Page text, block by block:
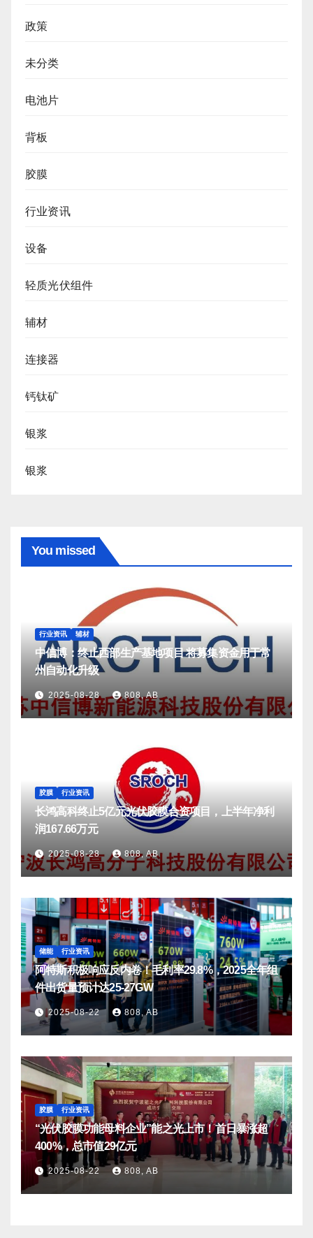
政策
未分类
电池片
背板
胶膜
行业资讯
设备
轻质光伏组件
辅材
连接器
钙钛矿
银浆
银浆
You missed
行业资讯 辅材
中信博：终止西部生产基地项目 将募集资金用于常
州自动化升级
2025-08-28 808, AB
胶膜 行业资讯
长鸿高科终止5亿元光伏胶膜合资项目，上半年净利
润167.66万元
2025-08-28 808, AB
储能 行业资讯
阿特斯积极响应反内卷！毛利率29.8%，2025全年组
件出货量预计达25-27GW
2025-08-22 808, AB
胶膜 行业资讯
“光伏胶膜功能母料企业”能之光上市！首日暴涨超
400%，总市值29亿元
2025-08-22 808, AB